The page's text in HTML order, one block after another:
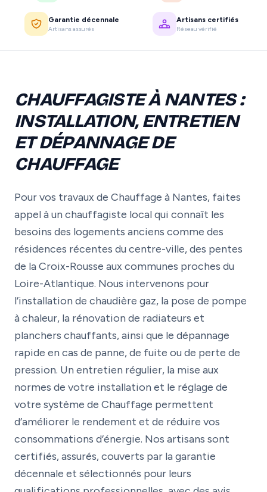
Garantie décennale
Artisans assurés
Artisans certifiés
Réseau vérifié
CHAUFFAGISTE À NANTES :
INSTALLATION, ENTRETIEN
ET DÉPANNAGE DE
CHAUFFAGE
Pour vos travaux de Chauffage à Nantes, faites
appel à un chauffagiste local qui connaît les
besoins des logements anciens comme des
résidences récentes du centre-ville, des pentes
de la Croix-Rousse aux communes proches du
Loire-Atlantique. Nous intervenons pour
l’installation de chaudière gaz, la pose de pompe
à chaleur, la rénovation de radiateurs et
planchers chauffants, ainsi que le dépannage
rapide en cas de panne, de fuite ou de perte de
pression. Un entretien régulier, la mise aux
normes de votre installation et le réglage de
votre système de Chauffage permettent
d’améliorer le rendement et de réduire vos
consommations d’énergie. Nos artisans sont
certifiés, assurés, couverts par la garantie
décennale et sélectionnés pour leurs